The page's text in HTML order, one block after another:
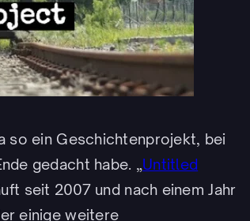
so ein Geschichtenprojekt, bei
gedacht habe. „Untitled
seit 2007 und nach einem Jahr
einige weitere